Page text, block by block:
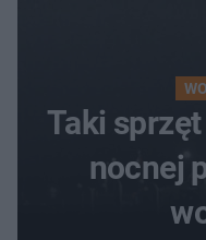
Taki
nocnej